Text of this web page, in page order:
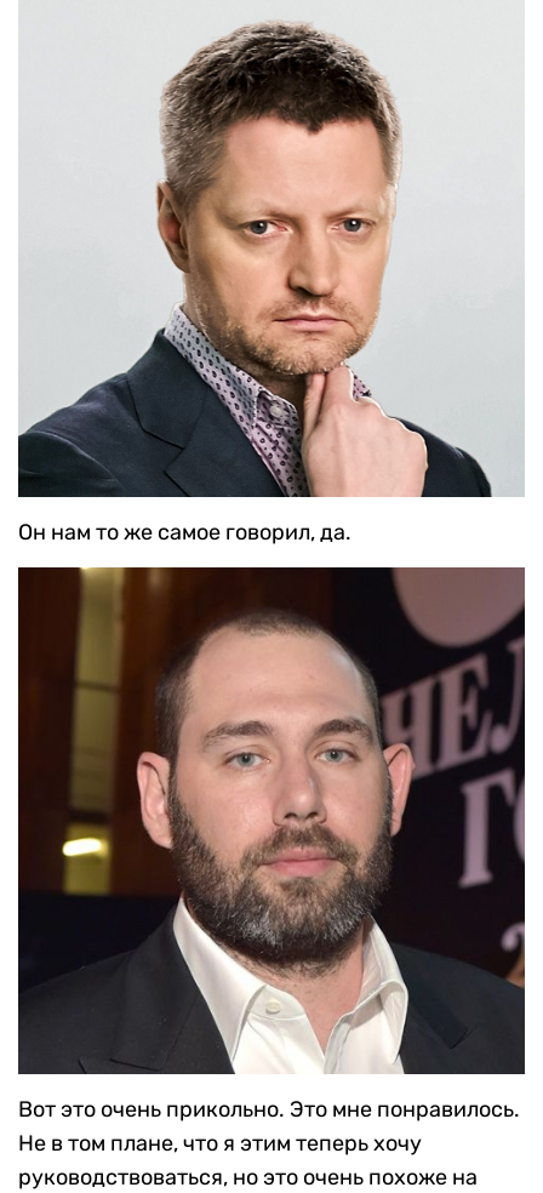
Он нам то же самое говорил, да.
Вот это очень прикольно. Это мне понравилось.
Не в том плане, что я этим теперь хочу
руководствоваться, но это очень похоже на